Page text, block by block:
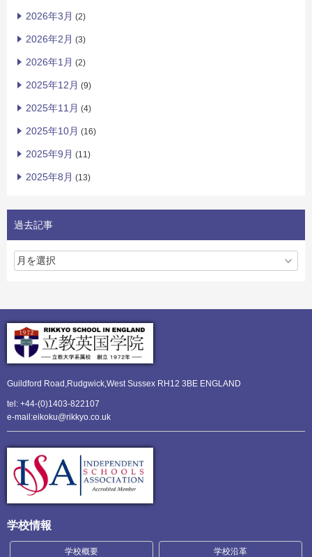
2026年3月 (2)
2026年2月 (3)
2026年1月 (2)
2025年12月 (9)
2025年11月 (4)
2025年10月 (16)
2025年9月 (11)
2025年8月 (13)
過去記事
Guildford Road,Rudgwick,West Sussex RH12 3BE ENGLAND
tel: +44-(0)1403-822107
e-mail:eikoku@rikkyo.co.uk
学校情報
学校概要 学校沿革